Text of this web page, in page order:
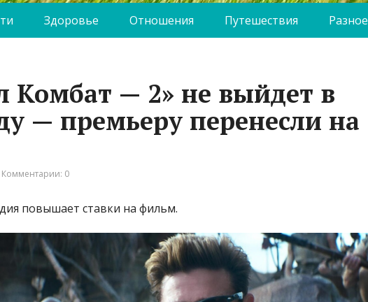
Здоровье Отношения Путешествия Разное
Комбат — 2» не выйдет в
— премьеру перенесли на
Комментарии: 0
повышает ставки на фильм.